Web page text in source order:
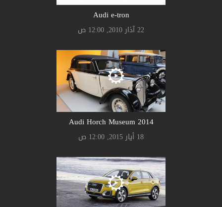
Audi e-tron
22 آذار 2010, 12:00 ص
Audi Horch Museum 2014
18 أيار 2015, 12:00 ص